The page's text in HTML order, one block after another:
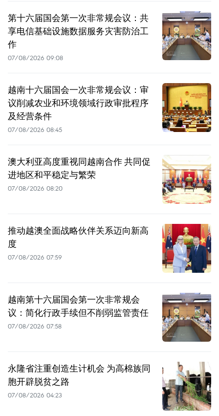
第十六届国会第一次非常规会议：共
享电信基础设施数据服务灾害防治工
作
07/08/2026 09:08
越南十六届国会一次非常规会议：审
议削减农业和环境领域行政审批程序
及经营条件
07/08/2026 08:45
澳大利亚高度重视同越南合作 共同促
进地区和平稳定与繁荣
07/08/2026 08:20
推动越澳全面战略伙伴关系迈向新高
度
07/08/2026 07:59
越南第十六届国会第一次非常规会
议：简化行政手续但不削弱监管责任
07/08/2026 07:58
永隆省注重创造生计机会 为高棉族同
胞开辟脱贫之路
07/08/2026 04:23